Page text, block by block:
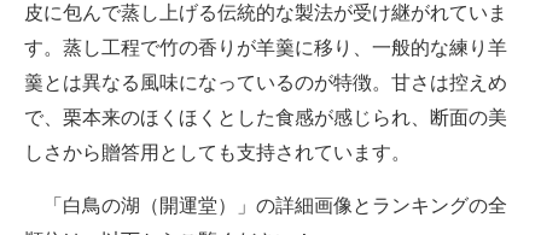
皮に包んで蒸し上げる伝統的な製法が受け継がれていま
す。蒸し工程で竹の香りが羊羹に移り、一般的な練り羊
羹とは異なる風味になっているのが特徴。甘さは控えめ
で、栗本来のほくほくとした食感が感じられ、断面の美
しさから贈答用としても支持されています。
「白鳥の湖（開運堂）」の詳細画像とランキングの全